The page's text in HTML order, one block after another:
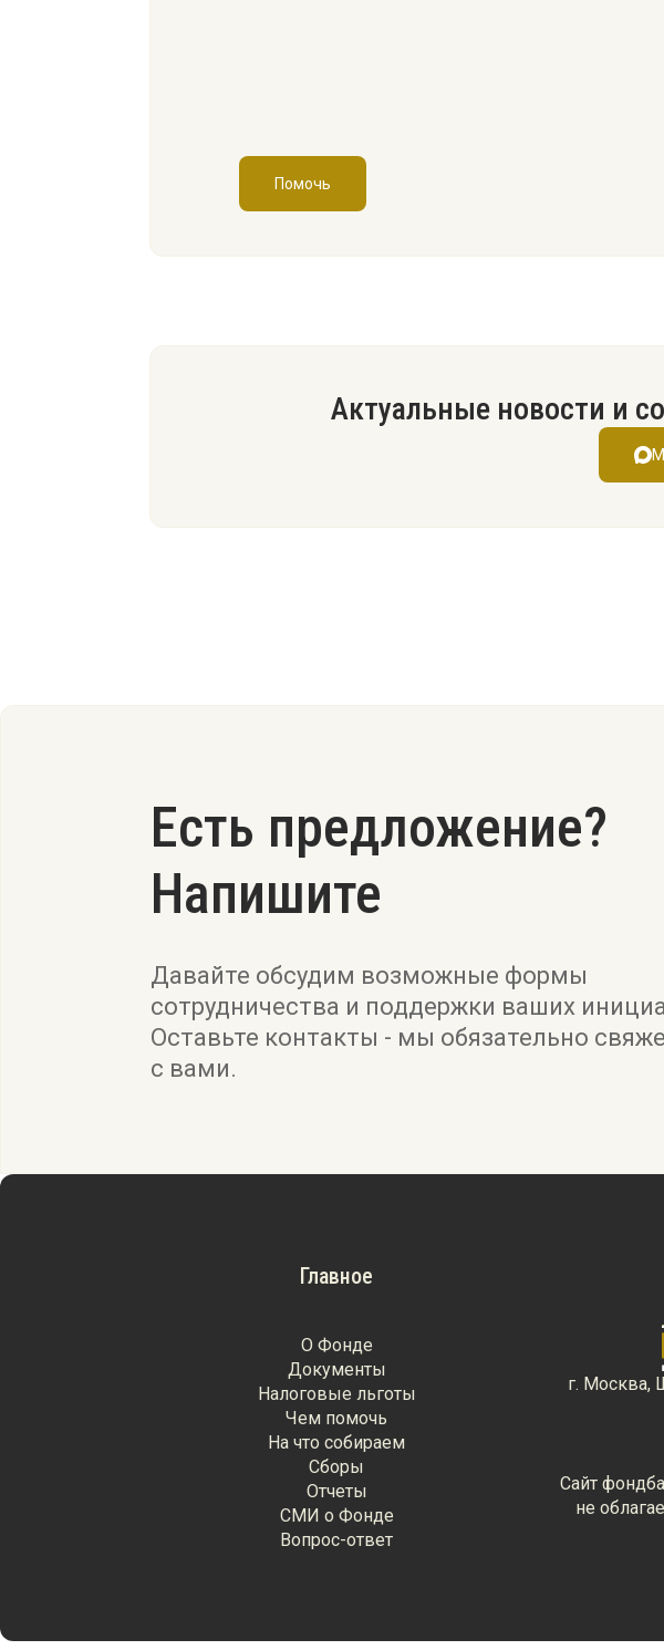
Помочь
Актуальные новости и
Есть предложение?
Напишите
Давайте обсудим возможные формы
сотрудничества и поддержки ваших
Оставьте контакты - мы обязательно
с вами.
Главное
О Фонде
Документы
Налоговые льготы
Чем помочь
На что собираем
Сборы
Отчеты
СМИ о Фонде
Вопрос-ответ
г. Москва,
Сайт
не